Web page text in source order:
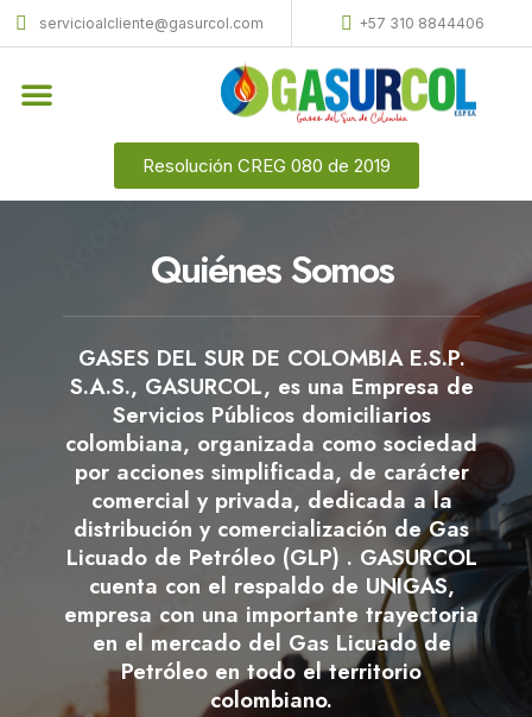
servicioalcliente@gasurcol.com +57 310 8844406
Resolución CREG 080 de 2019
Quiénes Somos
GASES DEL SUR DE COLOMBIA E.S.P.
S.A.S., GASURCOL, es una Empresa de
Servicios Públicos domiciliarios
colombiana, organizada como sociedad
por acciones simplificada, de carácter
comercial y privada, dedicada a la
distribución y comercialización de Gas
Licuado de Petróleo (GLP) . GASURCOL
cuenta con el respaldo de UNIGAS,
empresa con una importante trayectoria
en el mercado del Gas Licuado de
Petróleo en todo el territorio
colombiano.